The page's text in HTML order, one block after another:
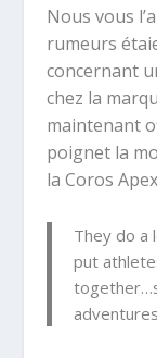
Nous vous
rumeurs
concernant
chez la
maintenant
poignet la
la Coros
They do a
put